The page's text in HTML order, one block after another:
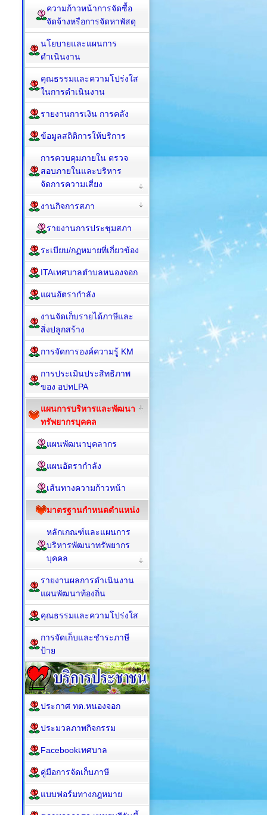
ความก้าวหน้าการจัดซื้อ
จัดจ้างหรือการจัดหาพัสดุ
นโยบายและแผนการ
ดำเนินงาน
คุณธรรมและความโปร่งใส
ในการดำเนินงาน
รายงานการเงิน การคลัง
ข้อมูลสถิติการให้บริการ
การควบคุมภายใน ตรวจ
สอบภายในและบริหาร
จัดการความเสี่ยง
งานกิจการสภา
รายงานการประชุมสภา
ระเบียบ/กฏหมายที่เกี่ยวข้อง
ITAเทศบาลตำบลหนองจอก
แผนอัตรากำลัง
งานจัดเก็บรายได้ภาษีและ
สิ่งปลูกสร้าง
การจัดการองค์ความรู้ KM
การประเมินประสิทธิภาพ
ของ อปทLPA
แผนการบริหารและพัฒนา
ทรัพยากรบุคคล
แผนพัฒนาบุคลากร
แผนอัตรากำลัง
เส้นทางความก้าวหน้า
มาตรฐานกำหนดตำแหน่ง
หลักเกณฑ์และแผนการ
บริหารพัฒนาทรัพยากร
บุคคล
รายงานผลการดำเนินงาน
แผนพัฒนาท้องถิ่น
คุณธรรมและความโปร่งใส
การจัดเก็บและชำระภาษี
ป้าย
ประกาศ ทต.หนองจอก
ประมวลภาพกิจกรรม
Facebookเทศบาล
คู่มือการจัดเก็บภาษี
แบบฟอร์มทางกฎหมาย